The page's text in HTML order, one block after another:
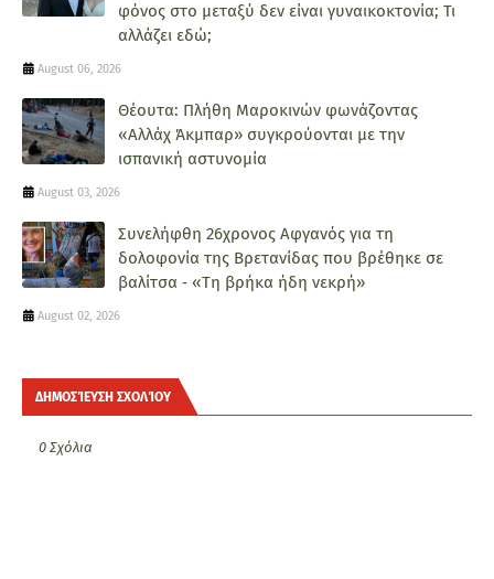
φόνος στο μεταξύ δεν είναι γυναικοκτονία; Τι
αλλάζει εδώ;
August 06, 2026
Θέουτα: Πλήθη Μαροκινών φωνάζοντας
«Αλλάχ Άκμπαρ» συγκρούονται με την
ισπανική αστυνομία
August 03, 2026
Συνελήφθη 26χρονος Αφγανός για τη
δολοφονία της Βρετανίδας που βρέθηκε σε
βαλίτσα ‑ «Τη βρήκα ήδη νεκρή»
August 02, 2026
ΔΗΜΟΣΊΕΥΣΗ ΣΧΟΛΊΟΥ
0 Σχόλια